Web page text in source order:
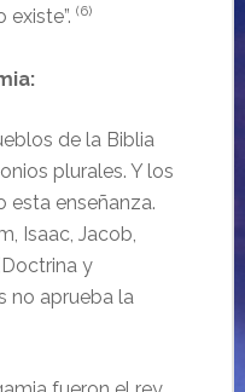
(6)
de la Biblia
plurales. Y los
esta enseñanza.
Isaac, Jacob,
y
no aprueba la